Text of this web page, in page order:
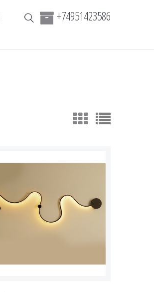
+74951423586